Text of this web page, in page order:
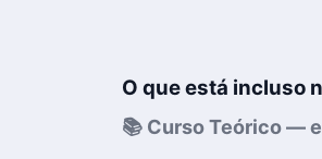
O que está incluso
📚 Curso Teórico —